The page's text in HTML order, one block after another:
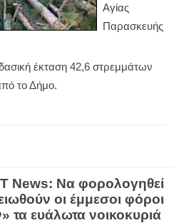
Αγίας
Παρασκευής
έκταση 42,6 στρεμμάτων
το Δήμο.
News: Να φορολογηθεί
οι έμμεσοι φόροι
τα ευάλωτα νοικοκυριά